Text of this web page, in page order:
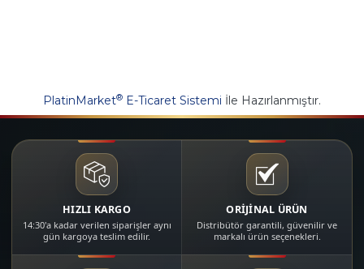
PlatinMarket® E-Ticaret Sistemi İle Hazırlanmıştır.
HIZLI KARGO
14:30'a kadar verilen siparişler aynı
gün kargoya teslim edilir.
ORİJİNAL ÜRÜN
Distribütör garantili, güvenilir ve
markalı ürün seçenekleri.